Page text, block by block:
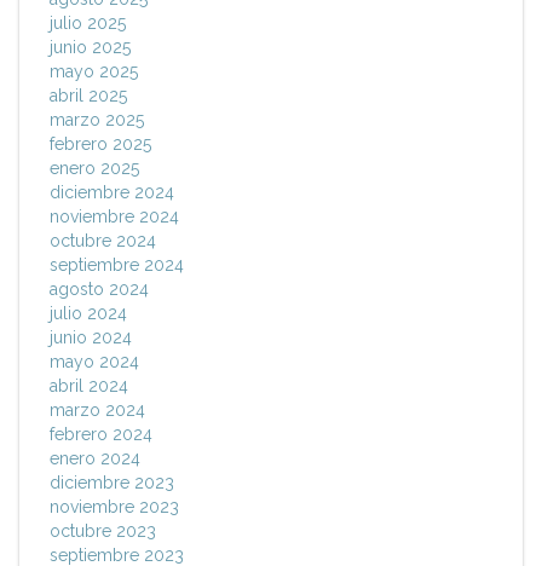
julio 2025
junio 2025
mayo 2025
abril 2025
marzo 2025
febrero 2025
enero 2025
diciembre 2024
noviembre 2024
octubre 2024
septiembre 2024
agosto 2024
julio 2024
junio 2024
mayo 2024
abril 2024
marzo 2024
febrero 2024
enero 2024
diciembre 2023
noviembre 2023
octubre 2023
septiembre 2023